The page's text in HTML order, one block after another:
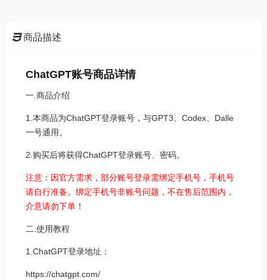
商品描述
ChatGPT账号商品详情
一.商品介绍
1.本商品为ChatGPT登录账号，与GPT3、Codex、Dalle
一号通用。
2.购买后将获得ChatGPT登录账号、密码。
注意：因官方需求，部分账号登录需绑定手机号，手机号
请自行准备。绑定手机号非账号问题，不在售后范围内，
介意请勿下单！
二.使用教程
1.ChatGPT登录地址：
https://chatgpt.com/